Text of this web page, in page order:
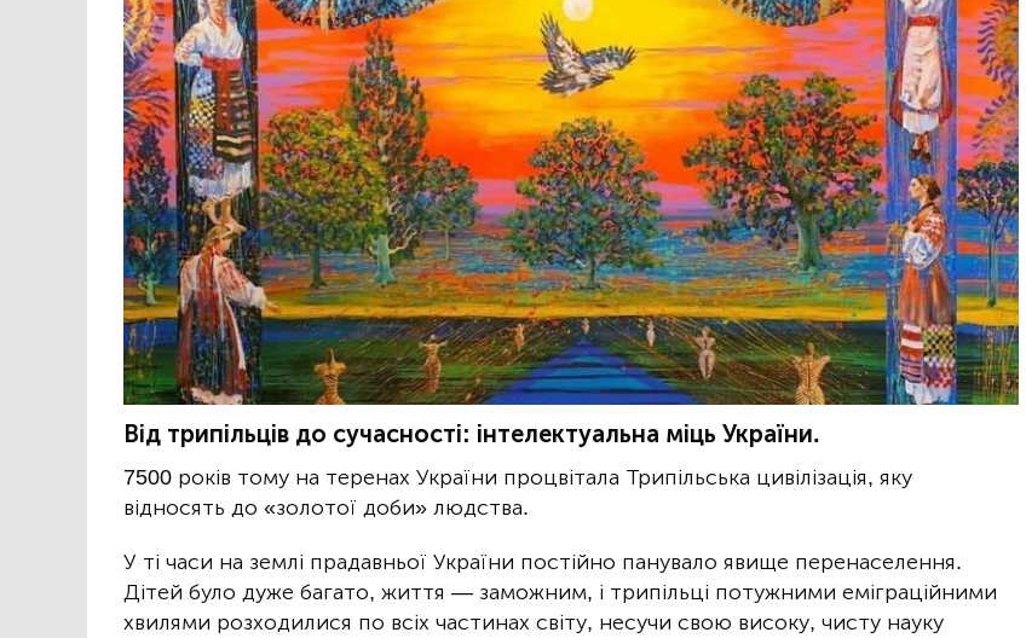
Від трипільців до сучасності: інтелектуальна міць України.
7500 років тому на теренах України процвітала Трипільська цивілізація, яку
відносять до «золотої доби» людства.
У ті часи на землі прадавньої України постійно панувало явище перенаселення.
Дітей було дуже багато, життя — заможним, і трипільці потужними еміграційними
хвилями розходилися по всіх частинах світу, несучи свою високу, чисту науку